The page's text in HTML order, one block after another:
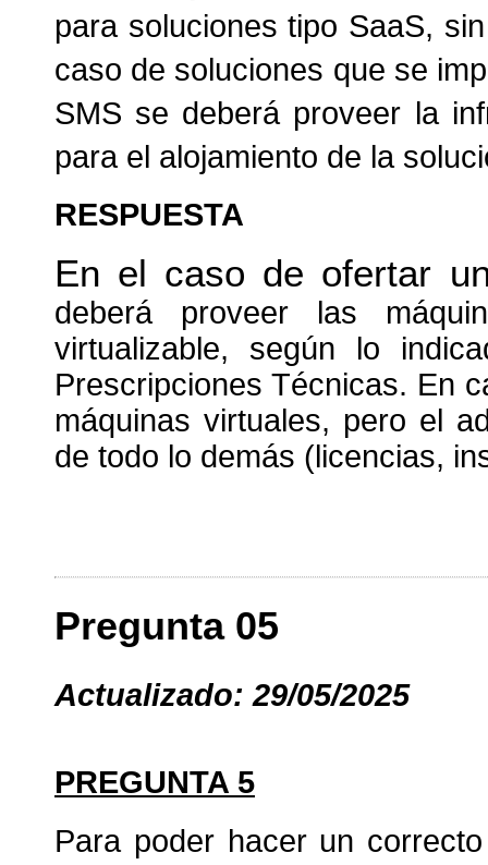
para soluciones tipo SaaS,
caso de soluciones que se
SMS se deberá proveer la
para el alojamiento de la
RESPUESTA
En el caso de ofertar
deberá proveer las
virtualizable, según lo
Prescripciones Técnicas. En
máquinas virtuales, pero el
de todo lo demás (licencias,
Pregunta 05
Actualizado: 29/05/2025
PREGUNTA 5
Para poder hacer un